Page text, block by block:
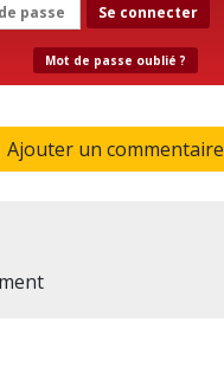
Se connecter
Mot de passe oublié ?
Ajouter un commentaire